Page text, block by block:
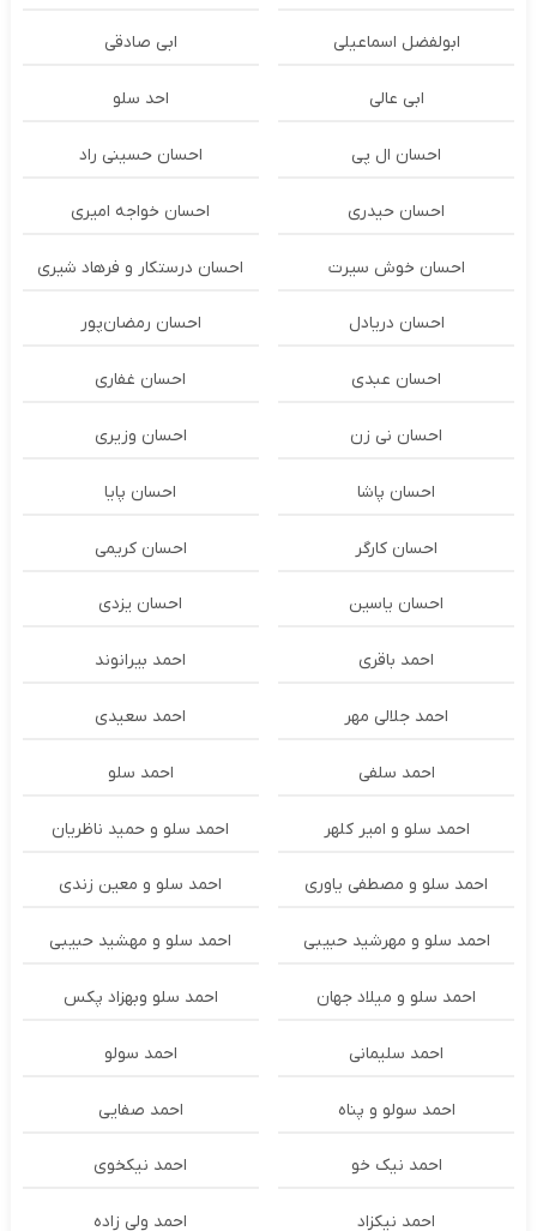
ابولفضل اسماعیلی ابی صادقی
ابی عالی احد سلو
احسان ال پی احسان حسینی راد
احسان حیدری احسان خواجه امیری
احسان خوش سیرت احسان درستكار و فرهاد شيرى
احسان دریادل احسان رمضان‌پور
احسان عبدی احسان غفاری
احسان نی زن احسان وزیری
احسان پاشا احسان پایا
احسان کارگر احسان کریمی
احسان یاسین احسان یزدی
احمد باقری احمد بیرانوند
احمد جلالی مهر احمد سعیدی
احمد سلفی احمد سلو
احمد سلو و امیر کلهر احمد سلو و حمید ناظریان
احمد سلو و مصطفی یاوری احمد سلو و معین زندی
احمد سلو و مهرشید حبیبی احمد سلو و مهشید حبیبی
احمد سلو و میلاد جهان احمد سلو وبهزاد پکس
احمد سلیمانی احمد سولو
احمد سولو و پناه احمد صفایی
احمد نیک خو احمد نیکخوی
احمد نیکزاد احمد ولی زاده